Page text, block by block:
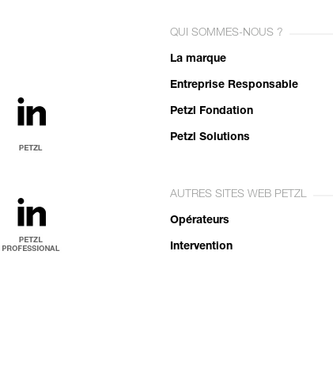
QUI SOMMES-NOUS ?
La marque
Entreprise Responsable
Petzl Fondation
Petzl Solutions
AUTRES SITES WEB PETZL
Opérateurs
Intervention